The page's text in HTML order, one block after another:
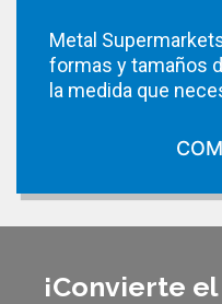
Metal
formas y tamaños
la medida que
¡Convierte